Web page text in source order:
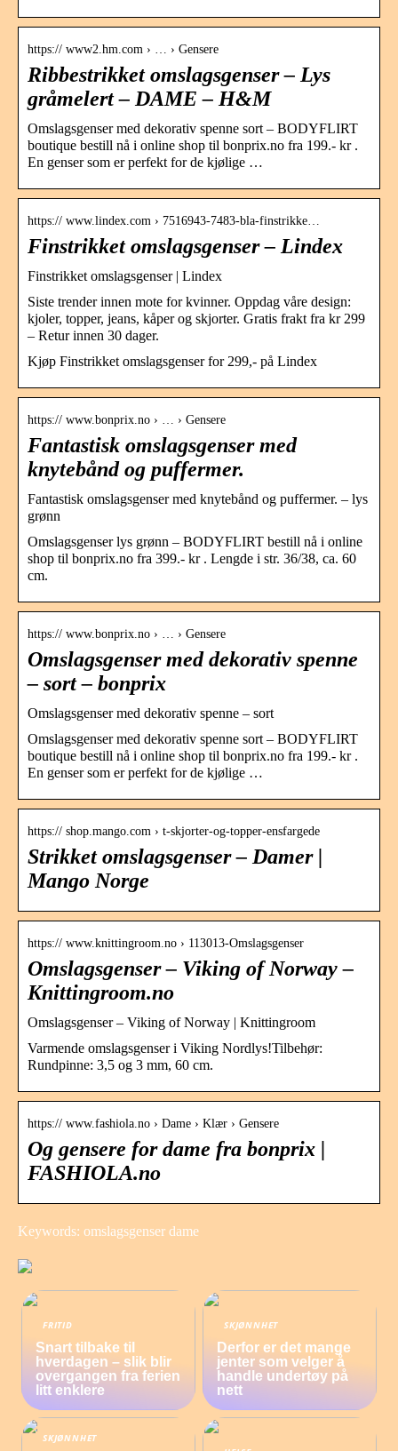
https:// www2.hm.com › … › Gensere
Ribbestrikket omslagsgenser – Lys
gråmelert – DAME – H&M
Omslagsgenser med dekorativ spenne sort – BODYFLIRT
boutique bestill nå i online shop til bonprix.no fra 199.- kr .
En genser som er perfekt for de kjølige …
https:// www.lindex.com › 7516943-7483-bla-finstrikke…
Finstrikket omslagsgenser – Lindex
Finstrikket omslagsgenser | Lindex
Siste trender innen mote for kvinner. Oppdag våre design:
kjoler, topper, jeans, kåper og skjorter. Gratis frakt fra kr 299
– Retur innen 30 dager.
Kjøp Finstrikket omslagsgenser for 299,- på Lindex
https:// www.bonprix.no › … › Gensere
Fantastisk omslagsgenser med
knytebånd og puffermer.
Fantastisk omslagsgenser med knytebånd og puffermer. – lys
grønn
Omslagsgenser lys grønn – BODYFLIRT bestill nå i online
shop til bonprix.no fra 399.- kr . Lengde i str. 36/38, ca. 60
cm.
https:// www.bonprix.no › … › Gensere
Omslagsgenser med dekorativ spenne
– sort – bonprix
Omslagsgenser med dekorativ spenne – sort
Omslagsgenser med dekorativ spenne sort – BODYFLIRT
boutique bestill nå i online shop til bonprix.no fra 199.- kr .
En genser som er perfekt for de kjølige …
https:// shop.mango.com › t-skjorter-og-topper-ensfargede
Strikket omslagsgenser – Damer |
Mango Norge
https:// www.knittingroom.no › 113013-Omslagsgenser
Omslagsgenser – Viking of Norway –
Knittingroom.no
Omslagsgenser – Viking of Norway | Knittingroom
Varmende omslagsgenser i Viking Nordlys!Tilbehør:
Rundpinne: 3,5 og 3 mm, 60 cm.
https:// www.fashiola.no › Dame › Klær › Gensere
Og gensere for dame fra bonprix |
FASHIOLA.no
Keywords: omslagsgenser dame
FRITID
Snart tilbake til
hverdagen – slik blir
overgangen fra ferien
litt enklere
SKJØNNHET
Derfor er det mange
jenter som velger å
handle undertøy på
nett
SKJØNNHET